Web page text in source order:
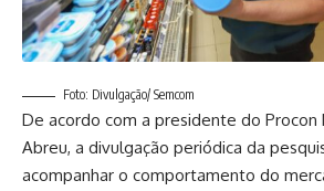
Foto: Divulgação/ Semcom
De acordo com a presidente do Procon
Abreu, a divulgação periódica da
acompanhar o comportamento do